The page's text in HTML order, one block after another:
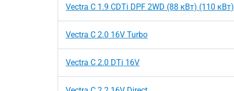
Vectra C 1.9 CDTi DPF 2WD (88 кВт) (110 кВт)
Vectra C 2.0 16V Turbo
Vectra C 2.0 DTi 16V